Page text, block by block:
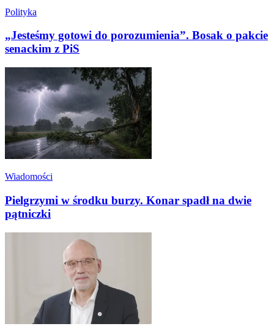
Polityka
„Jesteśmy gotowi do porozumienia”. Bosak o pakcie
senackim z PiS
Wiadomości
Pielgrzymi w środku burzy. Konar spadł na dwie
pątniczki